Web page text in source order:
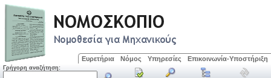
Ευρετήρια Νόμος Υπηρεσίες Επικοινωνία-Υποστήριξη
Γρήγορη αναζήτηση: